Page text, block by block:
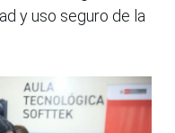
y uso seguro de la